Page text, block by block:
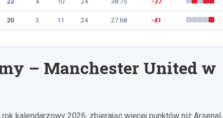
20 3 11 24 27:68 -41
– Manchester United w
kalendarzowy 2026, zbierając więcej punktów niż Arsenal,